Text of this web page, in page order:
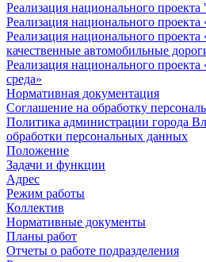
Реализация национального
Реализация национального проекта
Реализация национального проекта
качественные автомобильные
Реализация национального
среда»
Нормативная документация
Соглашение на обработку
Политика администрации города
обработки персональных данных
Положение
Задачи и функции
Адрес
Режим работы
Коллектив
Нормативные документы
Планы работ
Отчеты о работе подразделения